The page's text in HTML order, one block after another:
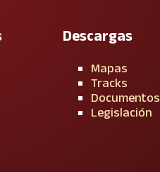
Descargas
Mapas
Tracks
Documentos
Legislación